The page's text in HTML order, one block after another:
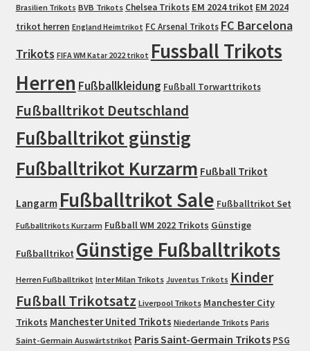
Brasilien Trikots BVB Trikots Chelsea Trikots EM 2024 trikot EM 2024
trikot herren England Heimtrikot FC Arsenal Trikots FC Barcelona
Trikots FIFA WM Katar 2022 trikot Fussball Trikots
Herren Fußballkleidung Fußball Torwarttrikots
Fußballtrikot Deutschland
Fußballtrikot günstig
Fußballtrikot Kurzarm Fußball Trikot
Langarm Fußballtrikot Sale Fußballtrikot Set
Fußballtrikots Kurzarm Fußball WM 2022 Trikots Günstige
Fußballtrikot Günstige Fußballtrikots
Herren Fußballtrikot Inter Milan Trikots Juventus Trikots Kinder
Fußball Trikotsatz Liverpool Trikots Manchester City
Trikots Manchester United Trikots Niederlande Trikots Paris
Saint-Germain Auswärtstrikot Paris Saint-Germain Trikots PSG